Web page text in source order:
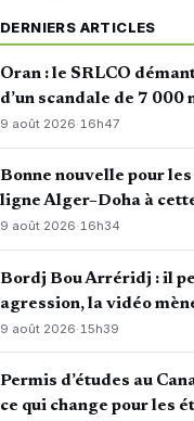
DERNIERS ARTICLES
Oran : le SRLCO
d’un scandale de 7
9 août 2026· 16h47
Bonne nouvelle pour
ligne Alger–Doha à
9 août 2026·16h34
Bordj Bou Arréridj : il
agression, la vidéo
9 août 2026· 15h39
Permis d’études au
ce qui change pour les